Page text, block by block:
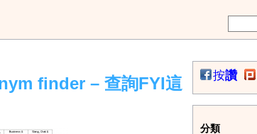
finder – 查詢FYI這
按讚
分類